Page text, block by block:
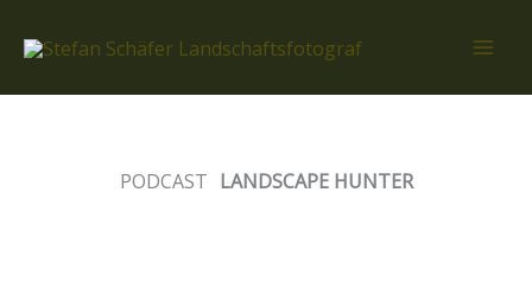
Inhalt
PODCAST LANDSCAPE HUNTER